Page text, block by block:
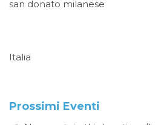
san donato milanese
Italia
Prossimi Eventi